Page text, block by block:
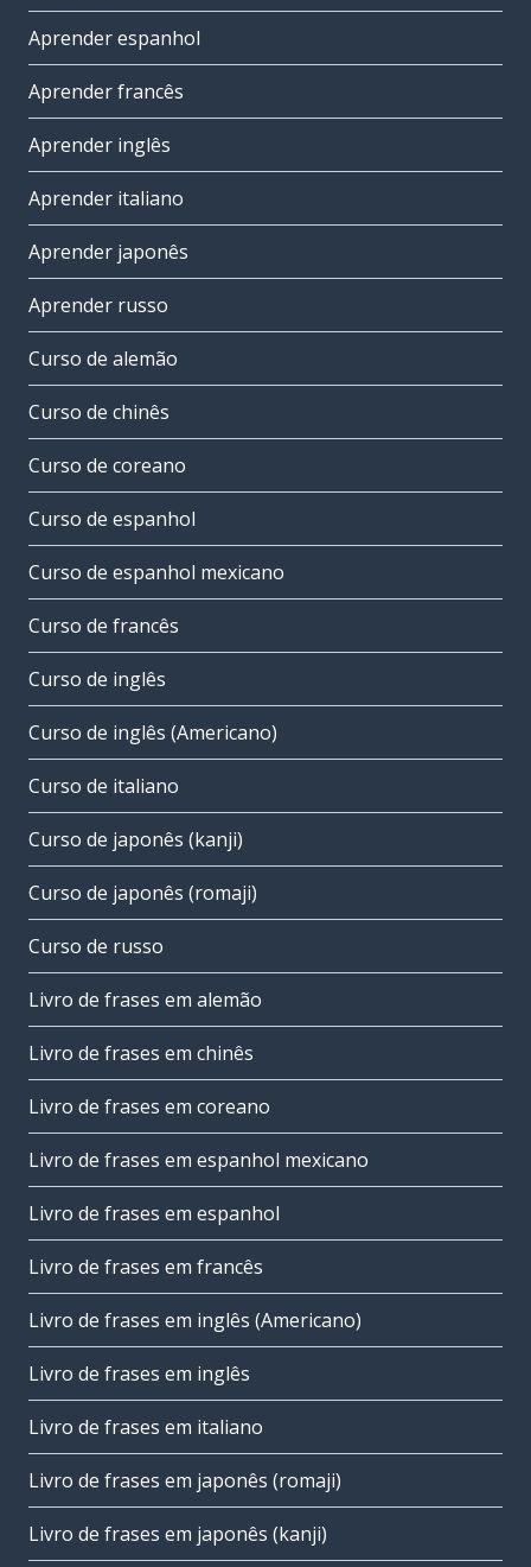
Aprender espanhol
Aprender francês
Aprender inglês
Aprender italiano
Aprender japonês
Aprender russo
Curso de alemão
Curso de chinês
Curso de coreano
Curso de espanhol
Curso de espanhol mexicano
Curso de francês
Curso de inglês
Curso de inglês (Americano)
Curso de italiano
Curso de japonês (kanji)
Curso de japonês (romaji)
Curso de russo
Livro de frases em alemão
Livro de frases em chinês
Livro de frases em coreano
Livro de frases em espanhol mexicano
Livro de frases em espanhol
Livro de frases em francês
Livro de frases em inglês (Americano)
Livro de frases em inglês
Livro de frases em italiano
Livro de frases em japonês (romaji)
Livro de frases em japonês (kanji)